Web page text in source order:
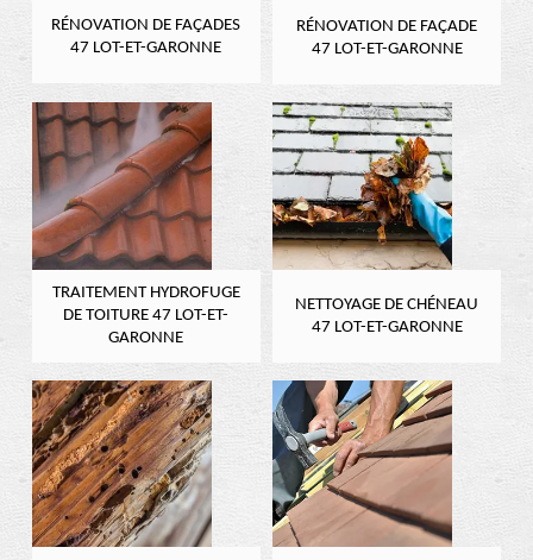
RÉNOVATION DE FAÇADES
47 LOT-ET-GARONNE
RÉNOVATION DE FAÇADE
47 LOT-ET-GARONNE
TRAITEMENT HYDROFUGE
DE TOITURE 47 LOT-ET-
GARONNE
NETTOYAGE DE CHÉNEAU
47 LOT-ET-GARONNE